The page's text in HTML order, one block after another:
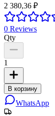
2 380,36 ₽
0 Reviews
Qty
1
В корзину
WhatsApp